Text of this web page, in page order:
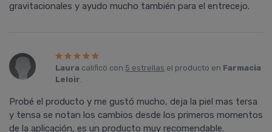
gravitacionales y ayudo mucho también para el entrecejo.
Laura calificó con 5 estrellas el producto en Farmacia
Leloir.
Probé el producto y me gustó mucho, deja la piel mas tersa
y tensa se notan los cambios desde los primeros momentos
de la aplicación, es un producto muy recomendable.